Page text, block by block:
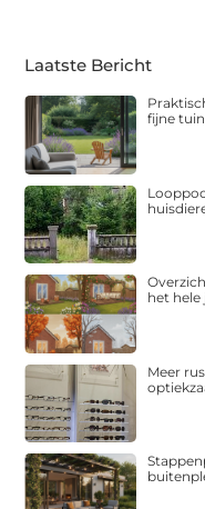
Laatste Bericht
fijne tuin
het hele
Meer